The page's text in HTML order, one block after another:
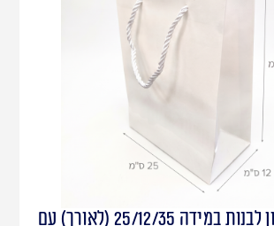
שקיות קרטון לבנות במידה 25/12/35 (לאורך) עם